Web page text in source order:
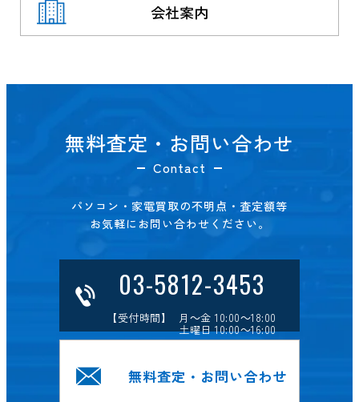
会社案内
無料査定・お問い合わせ
Contact
パソコン・家電買取の不明点・査定額等
お気軽にお問い合わせください。
03-5812-3453
【受付時間】 月～金 10:00～18:00
土曜日 10:00～16:00
無料査定・お問い合わせ